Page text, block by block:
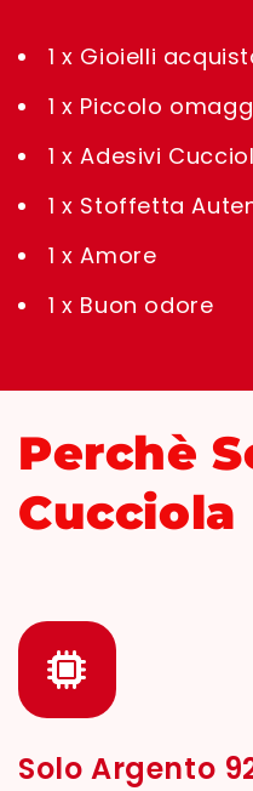
1 x Gioielli
1 x Piccolo
1 x Adesivi
1 x Stoffetta
1 x Amore
1 x Buon odore
Perchè
Cucciola
Solo Argento